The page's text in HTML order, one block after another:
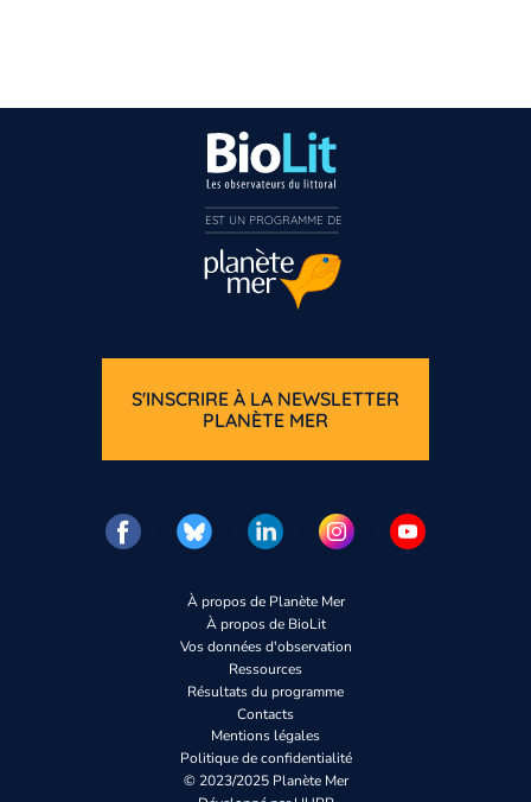
À propos de Planète Mer
À propos de BioLit
Vos données d'observation
Ressources
Résultats du programme
Contacts
Mentions légales
Politique de confidentialité
© 2023/2025 Planète Mer
S'INSCRIRE À LA NEWSLETTER
PLANÈTE MER